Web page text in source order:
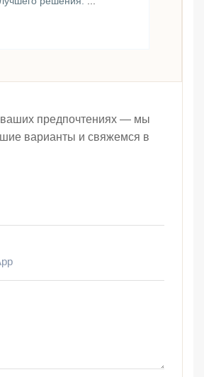
ваших предпочтениях — мы
варианты и свяжемся в